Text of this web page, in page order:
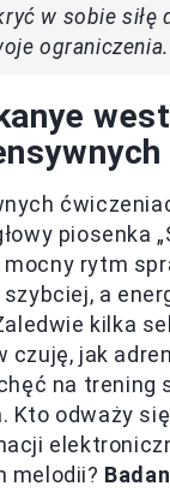
w sobie siłę
ograniczenia.
piosenka
rytm
a
kilka
jak
na trening
Kto odważy
melodii?